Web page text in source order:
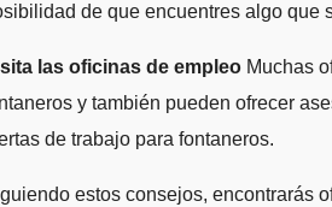
de que encuentres algo que
las oficinas de empleo Muchas
y también pueden ofrecer
de trabajo para fontaneros.
estos consejos, encontrarás